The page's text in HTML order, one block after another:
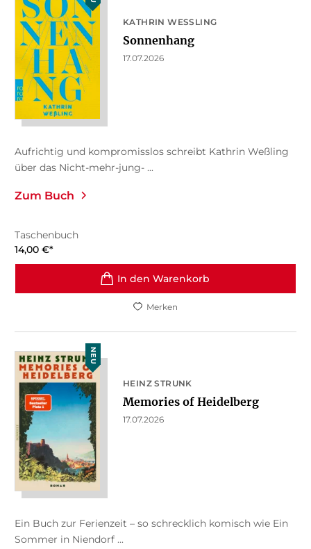
KATHRIN WESSLING
Sonnenhang
17.07.2026
Aufrichtig und kompromisslos schreibt Kathrin Weßling
über das Nicht-mehr-jung- ...
Zum Buch
Taschenbuch
14,00 €*
In den Warenkorb
Merken
NEU
HEINZ STRUNK
Memories of Heidelberg
17.07.2026
Ein Buch zur Ferienzeit – so schrecklich komisch wie Ein
Sommer in Niendorf ...